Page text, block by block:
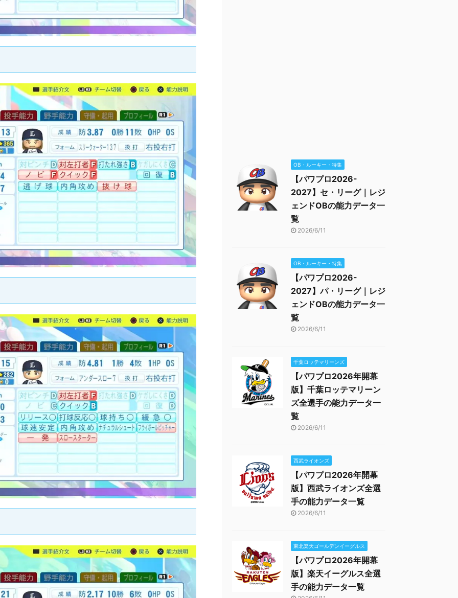
OB・ルーキー・特集
【パワプロ2026-
2027】セ・リーグ｜レジ
ェンドOBの能力データ一
覧
2026/6/11
OB・ルーキー・特集
【パワプロ2026-
2027】パ・リーグ｜レジ
ェンドOBの能力データ一
覧
2026/6/11
千葉ロッテマリーンズ
【パワプロ2026年開幕
版】千葉ロッテマリーン
ズ全選手の能力データ一
覧
2026/6/11
西武ライオンズ
【パワプロ2026年開幕
版】西武ライオンズ全選
手の能力データ一覧
2026/6/11
東北楽天ゴールデンイーグルス
【パワプロ2026年開幕
版】楽天イーグルス全選
手の能力データ一覧